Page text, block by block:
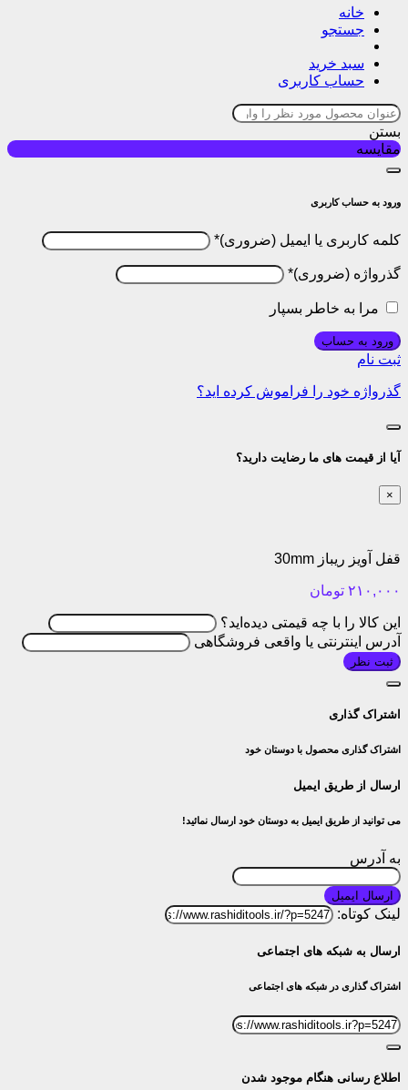
خانه
جستجو
سبد خرید
حساب کاربری
بستن
مقایسه
ورود به حساب کاربری
کلمه کاربری یا ایمیل *
گذرواژه *
مرا به خاطر بسپار
ورود به حساب
ثبت نام
گذرواژه خود را فراموش کرده اید؟
آیا از قیمت های ما رضایت دارید؟
×
قفل آویز ریباز 30mm
۲۱۰,۰۰۰ تومان
این کالا را با چه قیمتی دیده‌اید؟
آدرس اینترنتی یا واقعی فروشگاهی
ثبت نظر
اشتراک گذاری
اشتراک گذاری محصول با دوستان خود
ارسال از طریق ایمیل
می توانید از طریق ایمیل به دوستان خود ارسال نمائید!
به آدرس
ارسال ایمیل
لینک کوتاه:
ارسال به شبکه های اجتماعی
اشتراک گذاری در شبکه های اجتماعی
اطلاع رسانی هنگام موجود شدن